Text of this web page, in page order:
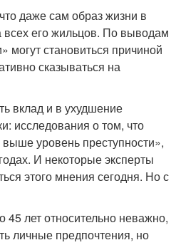
даже сам образ жизни в
его жильцов. По выводам
становиться причиной
сказываться на
вклад и в ухудшение
исследования о том, что
уровень преступности»,
И некоторые эксперты
этого мнения сегодня. Но с
лет относительно неважно,
личные предпочтения, но